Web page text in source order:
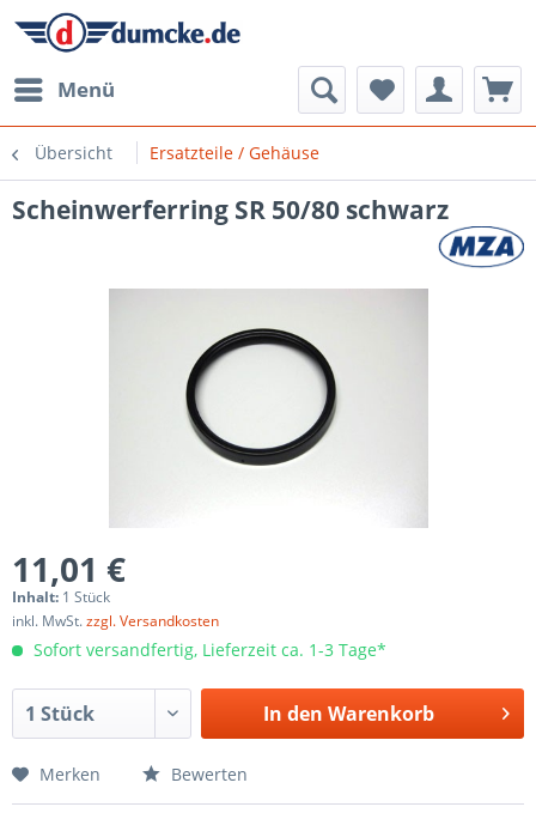
Menü
Übersicht Ersatzteile / Gehäuse
Scheinwerferring SR 50/80 schwarz
11,01 €
Inhalt: 1 Stück
inkl. MwSt.zzgl. Versandkosten
Sofort versandfertig, Lieferzeit ca. 1-3 Tage*
In den Warenkorb
Merken Bewerten